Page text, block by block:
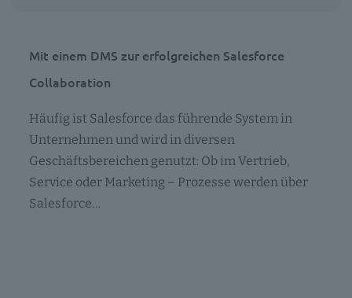
Mit einem DMS zur erfolgreichen Salesforce
Collaboration
Häufig ist Salesforce das führende System in
Unternehmen und wird in diversen
Geschäftsbereichen genutzt: Ob im Vertrieb,
Service oder Marketing – Prozesse werden über
Salesforce…